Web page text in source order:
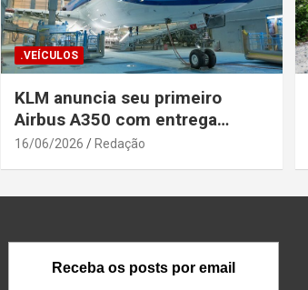
.VEÍCULOS
KLM anuncia seu primeiro
Airbus A350 com entrega
prevista até o fim de agosto
16/06/2026 Redação
Receba os posts por email